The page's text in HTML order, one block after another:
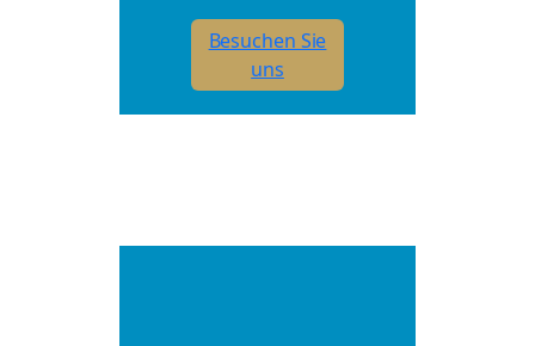
Besuchen Sie
uns